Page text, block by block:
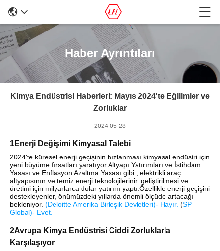
Haber Ayrıntıları
Kimya Endüstrisi Haberleri: Mayıs 2024'te Eğilimler ve
Zorluklar
2024-05-28
1Enerji Değişimi Kimyasal Talebi
2024'te küresel enerji geçişinin hızlanması kimyasal endüstri için
yeni büyüme fırsatları yaratıyor.Altyapı Yatırımları ve İstihdam
Yasası ve Enflasyon Azaltma Yasası gibi., elektrikli araç
altyapısının ve temiz enerji teknolojilerinin geliştirilmesi ve
üretimi için milyarlarca dolar yatırım yaptı.Özellikle enerji geçişini
destekleyenler, önümüzdeki yıllarda önemli ölçüde artacağı
bekleniyor. (Deloitte Amerika Birleşik Devletleri)- Hayır. (SP
Global)- Evet.
2Avrupa Kimya Endüstrisi Ciddi Zorluklarla
Karşılaşıyor